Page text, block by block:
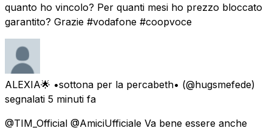
quanto ho vincolo? Per quanti mesi ho prezzo bloccato
garantito? Grazie #vodafone #coopvoce
ALEXIA🌟 •sottona per la percabeth• (@hugsmefede)
segnalati 5 minuti fa
@TIM_Official @AmiciUfficiale Va bene essere anche